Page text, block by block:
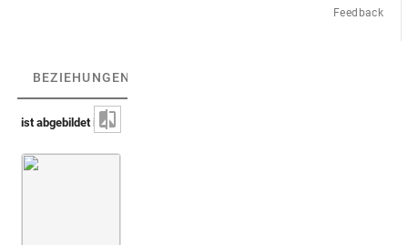
Feedback
BEZIEHUNGEN
ist abgebildet in